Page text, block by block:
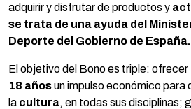
adquirir y disfrutar de productos y
se trata de una ayuda del
Deporte del Gobierno de España.
El objetivo del Bono es triple: ofrecer
18 añosun impulso económico para
la cultura, en todas sus disciplinas;